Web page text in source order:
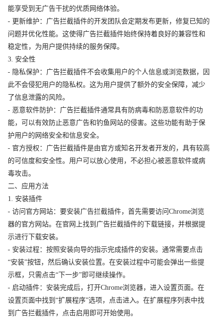
能享受到无广告干扰的优质网络体验。
- 更新维护：广告拦截插件的开发团队会定期发布更新，修复已知的
问题并优化性能。这使得广告拦截插件始终保持着良好的兼容性和
稳定性，为用户提供持续的服务保障。
3. 安全性
- 隐私保护：广告拦截插件不会收集用户的个人信息或浏览数据，因
此不会侵犯用户的隐私权。这为用户提供了额外的安全保障，减少
了信息泄露的风险。
- 恶意软件防护：广告拦截插件通常具有防病毒和防恶意软件的功
能，可以有效防止恶意广告和钓鱼网站的侵害。这些功能有助于保
护用户的网络安全和信息安全。
- 官方授权：广告拦截插件是由官方或知名开发者开发的，具有较高
的可信度和安全性。用户可以放心使用，不必担心被恶意软件或病
毒攻击。
二、应用方法
1. 安装插件
- 访问官方网站：要安装广告拦截插件，首先需要访问Chrome浏览
器的官方网站。在官网上找到广告拦截插件的下载链接，并根据提
示进行下载安装。
- 安装过程：按照安装向导的指示完成插件的安装。通常需要点击
“安装”按钮，然后确认安装位置。在安装过程中可能会弹出一些提
示框，只需点击“下一步”即可继续操作。
- 启动插件：安装完成后，打开Chrome浏览器，进入设置页面。在
设置页面中找到“扩展程序”选项，点击进入。在扩展程序列表中找
到广告拦截插件，点击启用即可开始使用。